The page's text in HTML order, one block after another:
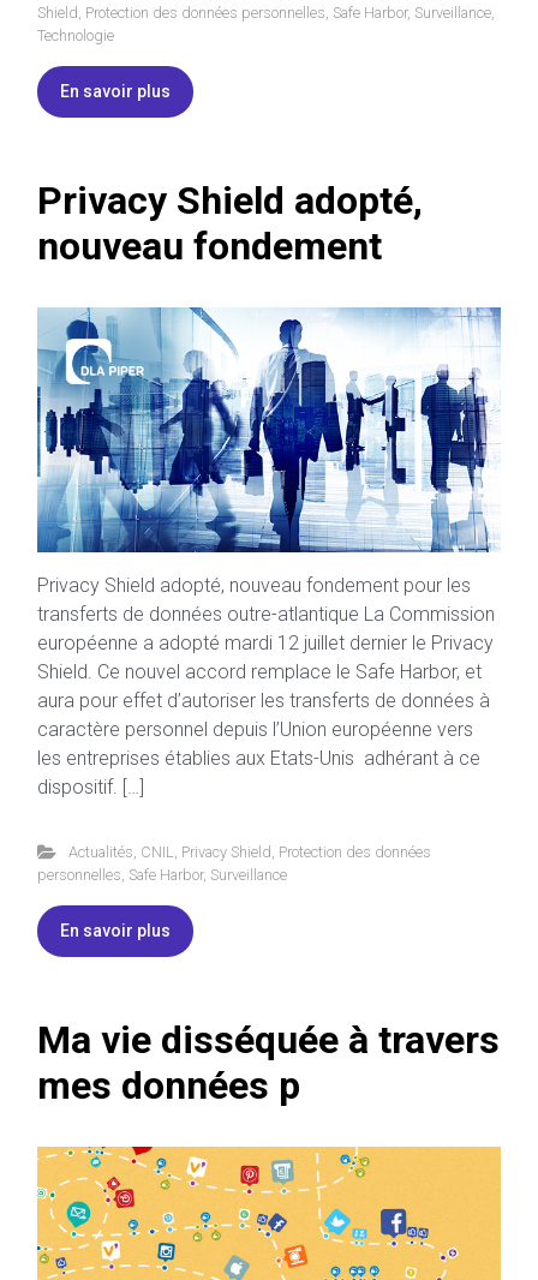
Shield Protection des données personnelles Safe Harbor, Surveillance
Technologie
En savoir plus
Privacy Shield adopté,
nouveau fondement
Privacy Shield adopté, nouveau fondement pour les
transferts de données outre-atlantique La Commission
européenne a adopté mardi 12 juillet dernier le Privacy
Shield. Ce nouvel accord remplace le Safe Harbor, et
aura pour effet d’autoriser les transferts de données à
caractère personnel depuis l’Union européenne vers
les entreprises établies aux Etats-Unis adhérant à ce
dispositif. […]
Actualités CNIL Privacy Shield Protection des données
personnelles Safe Harbor, Surveillance
En savoir plus
Ma vie disséquée à travers
mes données p